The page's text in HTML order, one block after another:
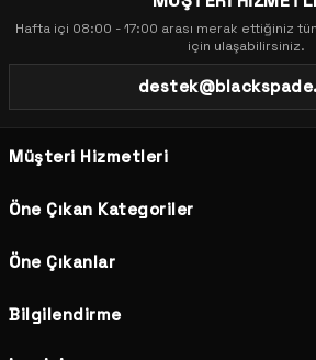
Hafta içi 08:00 - 17:00 arası merak ettiğiniz
için ulaşabilirsiniz.
Müşteri Hizmetleri
Öne Çıkan Kategoriler
Öne Çıkanlar
Bilgilendirme